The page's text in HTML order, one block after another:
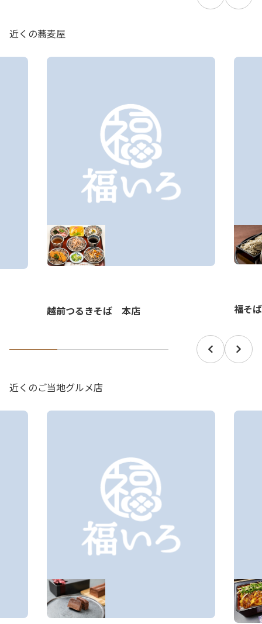
近くの蕎麦屋
越前つるきそば 本店 福そば
近くのご当地グルメ店